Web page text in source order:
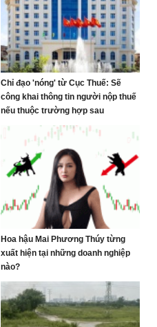
Chỉ đạo 'nóng' từ Cục Thuế: Sẽ
công khai thông tin người nộp thuế
nếu thuộc trường hợp sau
Hoa hậu Mai Phương Thúy từng
xuất hiện tại những doanh nghiệp
nào?